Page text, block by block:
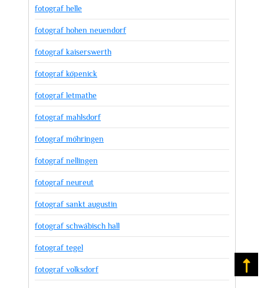
fotograf helle
fotograf hohen neuendorf
fotograf kaiserswerth
fotograf köpenick
fotograf letmathe
fotograf mahlsdorf
fotograf möhringen
fotograf nellingen
fotograf neureut
fotograf sankt augustin
fotograf schwäbisch hall
fotograf tegel
fotograf volksdorf